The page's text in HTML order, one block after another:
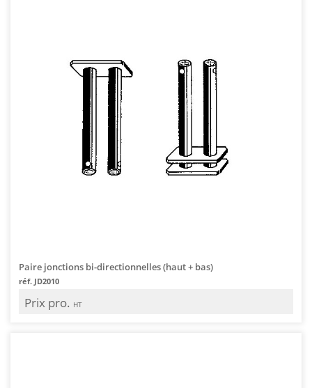
Paire jonctions bi-directionnelles (haut + bas)
réf. JD2010
Prix pro. HT